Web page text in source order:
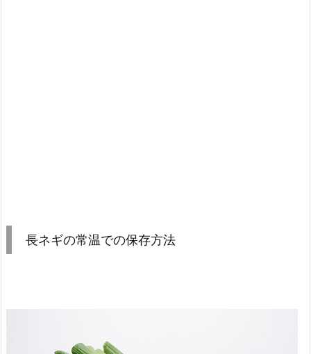
長ネギの常温での保存方法